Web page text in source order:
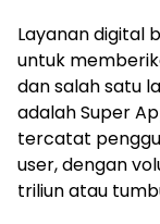
Layanan digital
untuk
dan salah satu
adalah Super
tercatat
user, dengan
triliun atau